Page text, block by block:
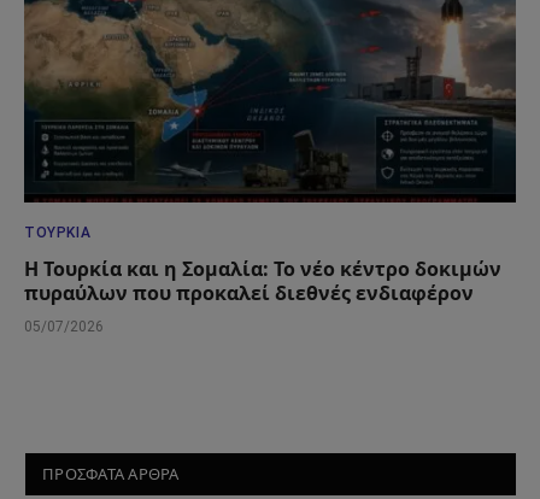
ΤΟΥΡΚΊΑ
Η Τουρκία και η Σομαλία: Το νέο κέντρο δοκιμών
πυραύλων που προκαλεί διεθνές ενδιαφέρον
05/07/2026
ΠΡΟΣΦΑΤΑ ΑΡΘΡΑ